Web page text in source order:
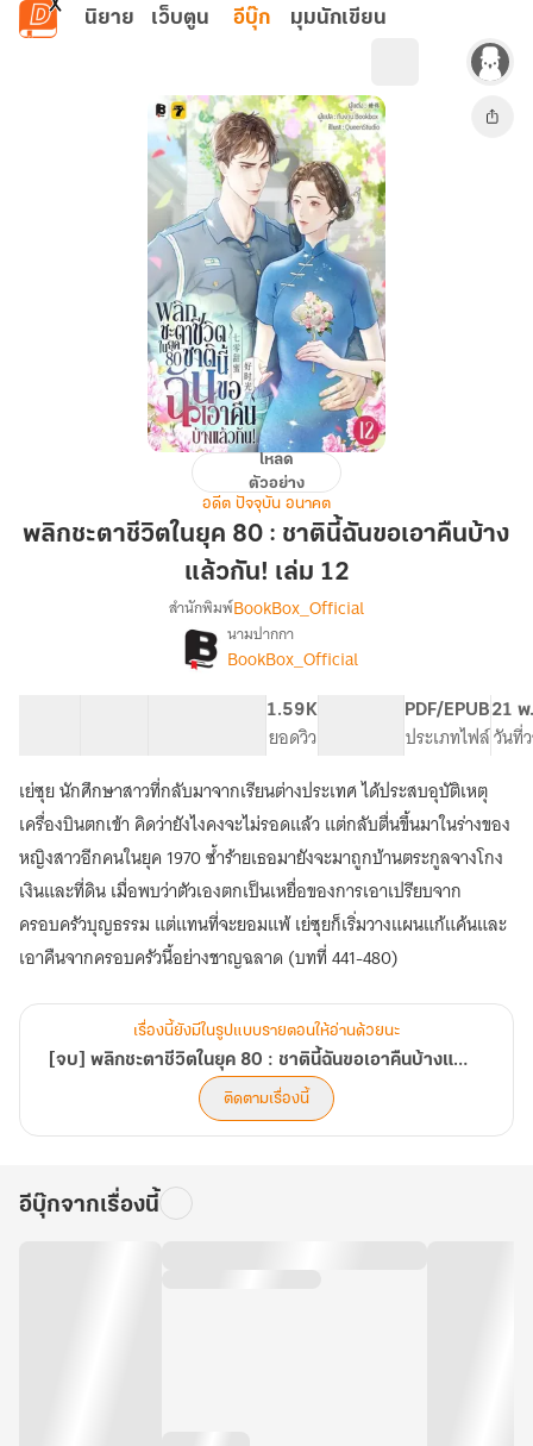
ข้ามไปยังเนื้อหาหลัก
นิยาย เว็บตูน อีบุ๊ก มุมนักเขียน
ชีวิต
นี้
ขอ
เอา
คืน
บ้าง
แล้ว
กัน!
เล่ม
12
โหลด
ตัวอย่าง
อดีต ปัจจุบัน อนาคต
พลิกชะตาชีวิตในยุค 80 : ชาตินี้ฉันขอเอาคืนบ้าง
แล้วกัน! เล่ม 12
เรื่อง[จบ]
พลิก
ชะตา
ชีวิต
ใน
ยุค
80
:
ชาติ
นี้
ฉัน
ขอ
เอา
คืน
แล้ว
กัน
สำนักพิมพ์BookBox_Official
นามปากกา
BookBox_Official
1.59K
ยอดวิว
PDF/EPUB
ประเภทไฟล์
21
วันที่
เย่ซุย นักศึกษาสาวที่กลับมาจากเรียนต่างประเทศ ได้ประสบอุบัติเหตุ
เครื่องบินตกเข้า คิดว่ายังไงคงจะไม่รอดแล้ว แต่กลับตื่นขึ้นมาในร่างของ
หญิงสาวอีกคนในยุค 1970 ซ้ำร้ายเธอมายังจะมาถูกบ้านตระกูลจางโกง
เงินและที่ดิน เมื่อพบว่าตัวเองตกเป็นเหยื่อของการเอาเปรียบจาก
ครอบครัวบุญธรรม แต่แทนที่จะยอมแพ้ เย่ซุยก็เริ่มวางแผนแก้แค้นและ
เอาคืนจากครอบครัวนี้อย่างชาญฉลาด (บทที่ 441-480)
เรื่องนี้ยังมีในรูปแบบรายตอนให้อ่านด้วยนะ
[จบ] พลิกชะตาชีวิตในยุค 80 : ชาตินี้ฉันขอเอาคืนบ้างแล้วกัน
ติดตามเรื่องนี้
อีบุ๊กจากเรื่องนี้